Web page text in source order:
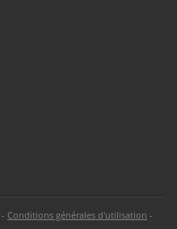
Conditions générales d'utilisation